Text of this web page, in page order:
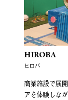
HIROBA
ヒロバ
商業施設で展
アを体験しな